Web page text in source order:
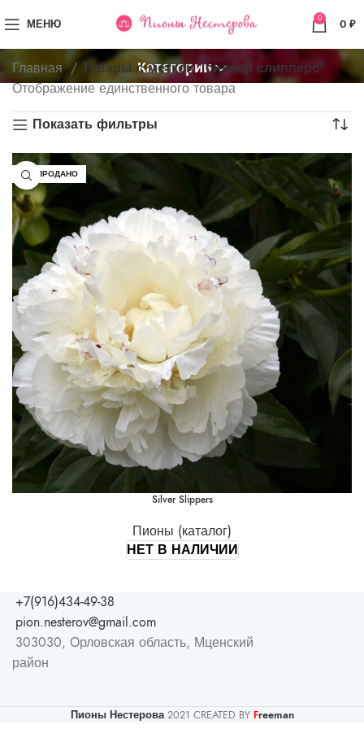
МЕНЮ 0 0 ₽
Категории
Главная
Товары с меткой “силвер слипперс”
Отображение единственного товара
Показать фильтры
РАСПРОДАНО
Silver Slippers
Пионы (каталог)
НЕТ В НАЛИЧИИ
+7(916)434-49-38
pion.nesterov@gmail.com
303030, Орловская область, Мценский
район
Пионы Нестерова 2021 CREATED BY Freeman